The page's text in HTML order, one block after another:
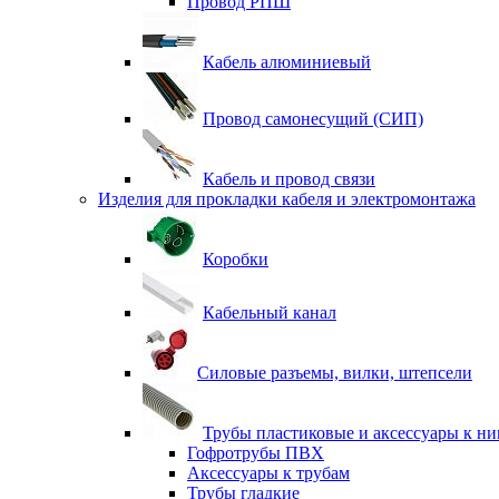
Кабель алюминиевый
Провод самонесущий (СИП)
Кабель и провод связи
Изделия для прокладки кабеля и электромонтажа
Коробки
Кабельный канал
Силовые разъемы, вилки, штепсели
Трубы пластиковые и аксессуары к
Гофротрубы ПВХ
Аксессуары к трубам
Трубы гладкие